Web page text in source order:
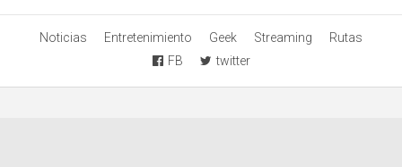
Noticias Entretenimiento Geek Streaming
Rutas
FB
twitter